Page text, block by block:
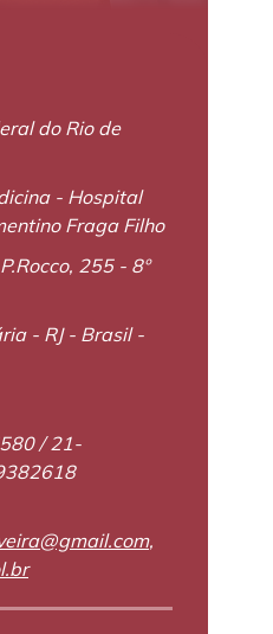
do Rio de
- Hospital
Fraga Filho
255 - 8º
- RJ - Brasil -
/ 21-
,